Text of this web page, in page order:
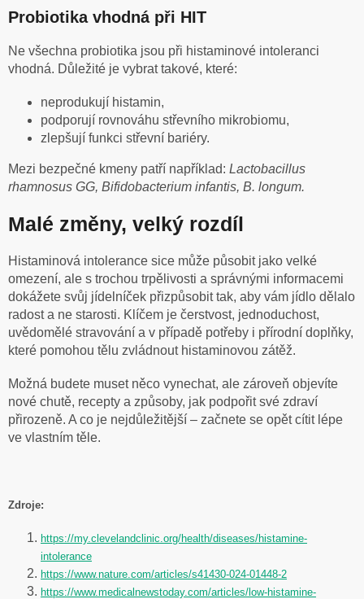
Probiotika vhodná při HIT
Ne všechna probiotika jsou při histaminové intoleranci
vhodná. Důležité je vybrat takové, které:
neprodukují histamin,
podporují rovnováhu střevního mikrobiomu,
zlepšují funkci střevní bariéry.
Mezi bezpečné kmeny patří například: Lactobacillus
rhamnosus GG, Bifidobacterium infantis, B. longum.
Malé změny, velký rozdíl
Histaminová intolerance sice může působit jako velké
omezení, ale s trochou trpělivosti a správnými informacemi
dokážete svůj jídelníček přizpůsobit tak, aby vám jídlo dělalo
radost a ne starosti. Klíčem je čerstvost, jednoduchost,
uvědomělé stravování a v případě potřeby i přírodní doplňky,
které pomohou tělu zvládnout histaminovou zátěž.
Možná budete muset něco vynechat, ale zároveň objevíte
nové chutě, recepty a způsoby, jak podpořit své zdraví
přirozeně. A co je nejdůležitější – začnete se opět cítit lépe
ve vlastním těle.
Zdroje:
https://my.clevelandclinic.org/health/diseases/histamine-
intolerance
https://www.nature.com/articles/s41430-024-01448-2
https://www.medicalnewstoday.com/articles/low-histamine-